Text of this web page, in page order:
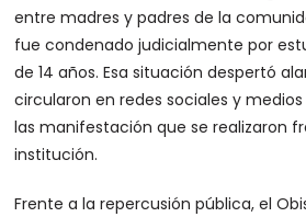
entre madres y padres de la
fue condenado judicialmente por
de 14 años. Esa situación despertó
circularon en redes sociales y
las manifestación que se realizaron
institución.
Frente a la repercusión pública, el